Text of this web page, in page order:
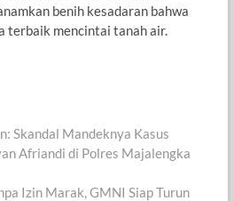
benih kesadaran bahwa
terbaik mencintai tanah air.
Skandal Mandeknya Kasus
Afriandi di Polres Majalengka
Izin Marak, GMNI Siap Turun